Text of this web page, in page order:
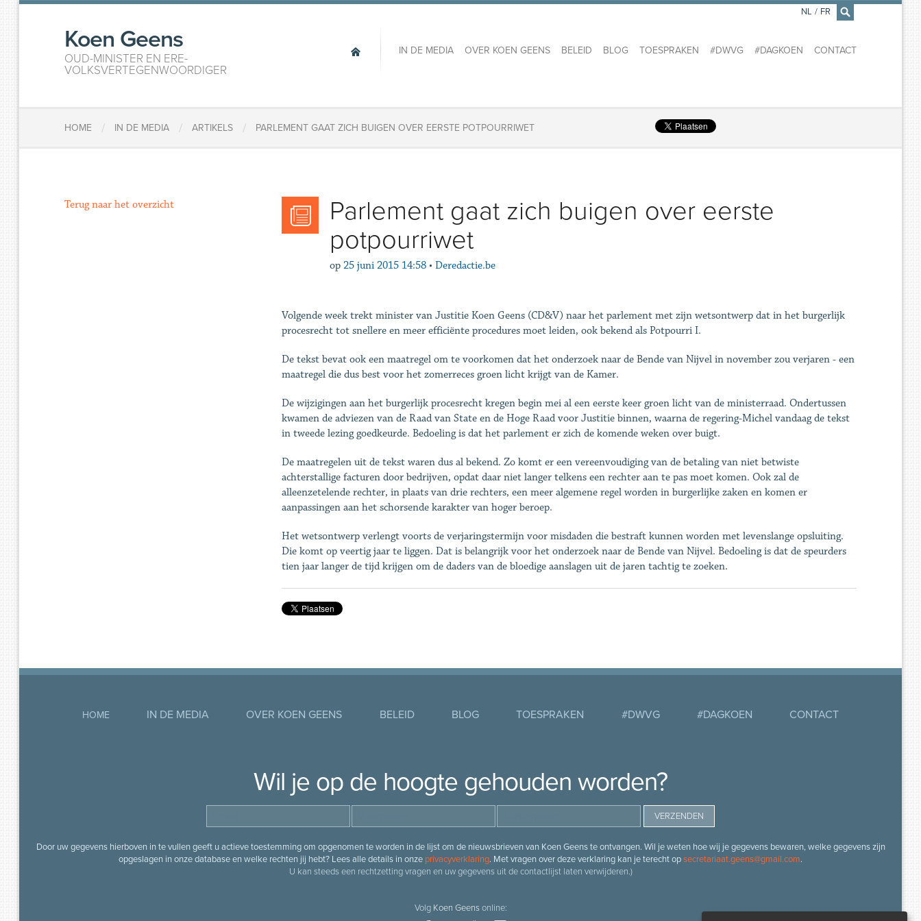
×
Koen Geens
OUD-MINISTER EN ERE-
VOLKSVERTEGENWOORDIGER
IN DE MEDIA OVER KOEN GEENS BELEID BLOG TOESPRAKEN #DWVG #DAGKOEN CONTACT
NL / FR
HOME / IN DE MEDIA / ARTIKELS / PARLEMENT GAAT ZICH BUIGEN OVER EERSTE POTPOURRIWET
Parlement gaat zich buigen over eerste
potpourriwet
op 25 juni 2015 14:58 • Deredactie.be
Volgende week trekt minister van Justitie Koen Geens (CD&V) naar het parlement met zijn wetsontwerp dat in het burgerlijk
procesrecht tot snellere en meer efficiënte procedures moet leiden, ook bekend als Potpourri I.
De tekst bevat ook een maatregel om te voorkomen dat het onderzoek naar de Bende van Nijvel in november zou verjaren - een
maatregel die dus best voor het zomerreces groen licht krijgt van de Kamer.
De wijzigingen aan het burgerlijk procesrecht kregen begin mei al een eerste keer groen licht van de ministerraad. Ondertussen
kwamen de adviezen van de Raad van State en de Hoge Raad voor Justitie binnen, waarna de regering-Michel vandaag de tekst
in tweede lezing goedkeurde. Bedoeling is dat het parlement er zich de komende weken over buigt.
De maatregelen uit de tekst waren dus al bekend. Zo komt er een vereenvoudiging van de betaling van niet betwiste
achterstallige facturen door bedrijven, opdat daar niet langer telkens een rechter aan te pas moet komen. Ook zal de
alleenzetelende rechter, in plaats van drie rechters, een meer algemene regel worden in burgerlijke zaken en komen er
aanpassingen aan het schorsende karakter van hoger beroep.
Het wetsontwerp verlengt voorts de verjaringstermijn voor misdaden die bestraft kunnen worden met levenslange opsluiting.
Die komt op veertig jaar te liggen. Dat is belangrijk voor het onderzoek naar de Bende van Nijvel. Bedoeling is dat de speurders
tien jaar langer de tijd krijgen om de daders van de bloedige aanslagen uit de jaren tachtig te zoeken.
Terug naar het overzicht
HOME IN DE MEDIA OVER KOEN GEENS BELEID BLOG TOESPRAKEN #DWVG #DAGKOEN CONTACT
Wil je op de hoogte gehouden worden?
Door uw gegevens hierboven in te vullen geeft u actieve toestemming om opgenomen te worden in de lijst om de nieuwsbrieven van Koen Geens te ontvangen. Wil je weten hoe wij je gegevens bewaren, welke gegevens zijn
opgeslagen in onze database en welke rechten jij hebt? Lees alle details in onze privacyverklaring. Met vragen over deze verklaring kan je terecht opsecretariaat.geens@gmail.com.
U kan steeds een rechtzetting vragen en uw gegevens uit de contactlijst laten verwijderen.)
Volg Koen Geensonline: